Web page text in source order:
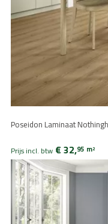
Poseidon Laminaat
Prijs incl. btw € 32,95 m2